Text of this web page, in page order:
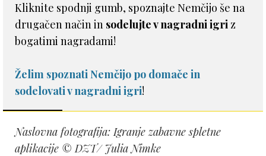
Kliknite spodnji gumb, spoznajte Nemčijo še na
drugačen način in sodelujte v nagradni igri z
bogatimi nagradami!
Želim spoznati Nemčijo po domače in
sodelovati v nagradni igri!
Naslovna fotografija: Igranje zabavne spletne
aplikacije © DZT/ Julia Nimke